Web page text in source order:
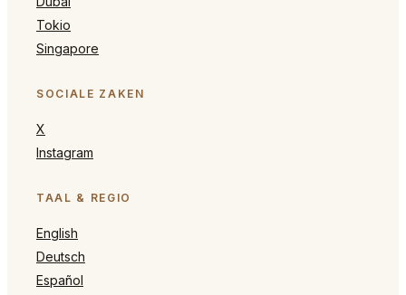
Tokio
Singapore
SOCIALE ZAKEN
X
Instagram
TAAL & REGIO
English
Deutsch
Español